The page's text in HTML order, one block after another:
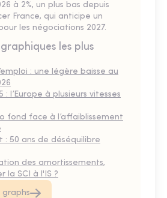
à 2%, un plus bas depuis
France, qui anticipe un
les négociations 2027.
les plus
: une légère baisse au
: l’Europe à plusieurs vitesses
fond face à l’affaiblissement
50 ans de déséquilibre
des amortissements,
la SCI à l'IS ?
graphs